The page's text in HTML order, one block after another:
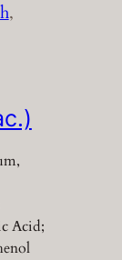
Acid;